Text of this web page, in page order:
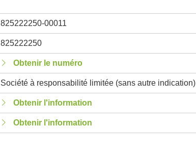
825222250-00011
825222250
Obtenir le numéro
Société à responsabilité limitée (sans autre indication)
Obtenir l'information
Obtenir l'information